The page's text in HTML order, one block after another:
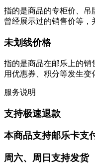
指的是商品的专柜价、吊
曾经展示过的销售价等，
未划线价格
指的是商品在邮乐上的销
用优惠券、积分等发生变
服务说明
支持极速退款
本商品支持邮乐卡支
周六、周日支持发货